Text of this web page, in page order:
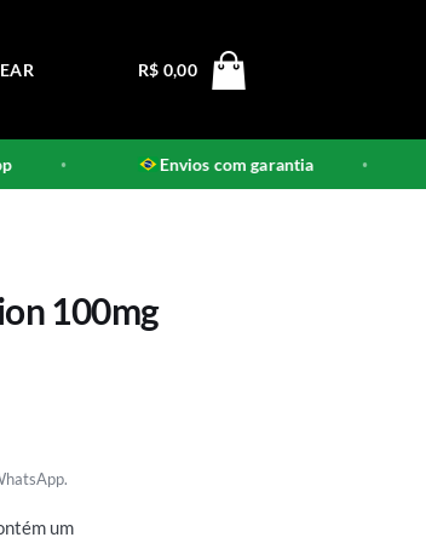
R$ 0,00
Envios com garantia
100mg
um